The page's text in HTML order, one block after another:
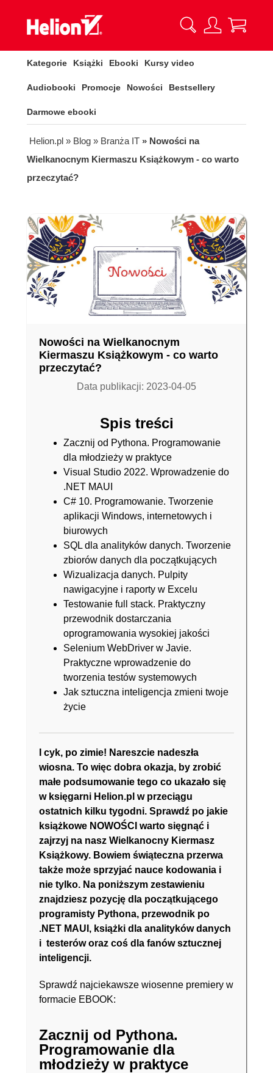
Kategorie Książki Ebooki Kursy video
Audiobooki Promocje Nowości Bestsellery
Darmowe ebooki
Helion.pl » Blog » Branża IT » Nowości na
Wielkanocnym Kiermaszu Książkowym - co warto
przeczytać?
Nowości na Wielkanocnym
Kiermaszu Książkowym - co warto
przeczytać?
Data publikacji: 2023-04-05
Spis treści
Zacznij od Pythona. Programowanie
dla młodzieży w praktyce
Visual Studio 2022. Wprowadzenie do
.NET MAUI
C# 10. Programowanie. Tworzenie
aplikacji Windows, internetowych i
biurowych
SQL dla analityków danych. Tworzenie
zbiorów danych dla początkujących
Wizualizacja danych. Pulpity
nawigacyjne i raporty w Excelu
Testowanie full stack. Praktyczny
przewodnik dostarczania
oprogramowania wysokiej jakości
Selenium WebDriver w Javie.
Praktyczne wprowadzenie do
tworzenia testów systemowych
Jak sztuczna inteligencja zmieni twoje
życie
I cyk, po zimie! Nareszcie nadeszła
wiosna. To więc dobra okazja, by zrobić
małe podsumowanie tego co ukazało się
w księgarni Helion.pl w przeciągu
ostatnich kilku tygodni. Sprawdź po jakie
książkowe NOWOŚCI warto sięgnąć i
zajrzyj na nasz Wielkanocny Kiermasz
Książkowy. Bowiem świąteczna przerwa
także może sprzyjać nauce kodowania i
nie tylko. Na poniższym zestawieniu
znajdziesz pozycję dla początkującego
programisty Pythona, przewodnik po
.NET MAUI, książki dla analityków danych
i testerów oraz coś dla fanów sztucznej
inteligencji.
Sprawdź najciekawsze wiosenne premiery w
formacie EBOOK:
Zacznij od Pythona.
Programowanie dla
młodzieży w praktyce